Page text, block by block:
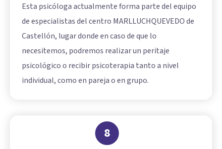
Esta psicóloga actualmente forma parte del equipo
de especialistas del centro MARLLUCHQUEVEDO de
Castellón, lugar donde en caso de que lo
necesitemos, podremos realizar un peritaje
psicológico o recibir psicoterapia tanto a nivel
individual, como en pareja o en grupo.
8